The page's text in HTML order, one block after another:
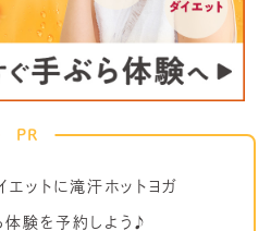
PR
エットに滝汗ホットヨガ
体験を予約しよう♪